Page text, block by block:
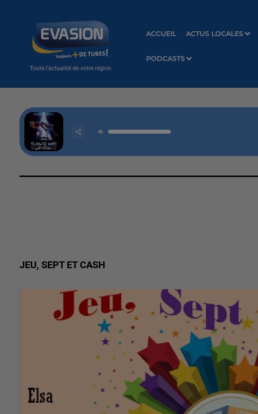
Toute l'actualité de votre région
ACCUEIL ACTUS LOCALES
PODCASTS
JEU, SEPT ET CASH